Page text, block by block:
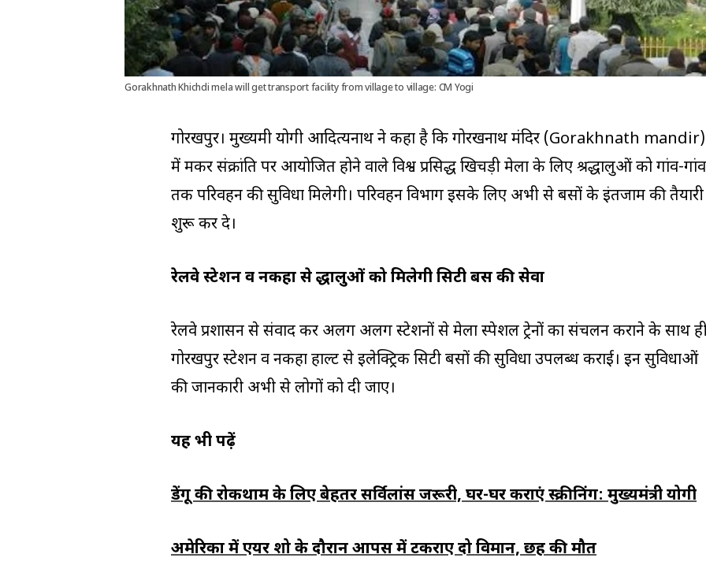
Gorakhnath Khichdi mela will get transport facility from village to village: CM Yogi
गोरखपुर। मुख्यमंत्री योगी आदित्यनाथ ने कहा है कि गोरखनाथ मंदिर (Gorakhnath mandir)
में मकर संक्रांति पर आयोजित होने वाले विश्व प्रसिद्ध खिचड़ी मेला के लिए श्रद्धालुओं को गांव-गांव
तक परिवहन की सुविधा मिलेगी। परिवहन विभाग इसके लिए अभी से बसों के इंतजाम की तैयारी
शुरू कर दे।
रेलवे स्टेशन व नकहा से श्रद्धालुओं को मिलेगी सिटी बस की सेवा
रेलवे प्रशासन से संवाद कर अलग अलग स्टेशनों से मेला स्पेशल ट्रेनों का संचलन कराने के साथ
गोरखपुर स्टेशन व नकहा हाल्ट से इलेक्ट्रिक सिटी बसों की सुविधा उपलब्ध कराई। इन सुविधाओं
की जानकारी अभी से लोगों को दी जाए।
यह भी पढ़ें
डेंगू की रोकथाम के लिए बेहतर सर्विलांस जरूरी, घर-घर कराएं स्क्रीनिंग: मुख्यमंत्री योगी
अमेरिका में एयर शो के दौरान आपस में टकराए दो विमान, छह की मौत